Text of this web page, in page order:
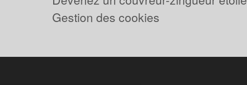
Gestion des cookies